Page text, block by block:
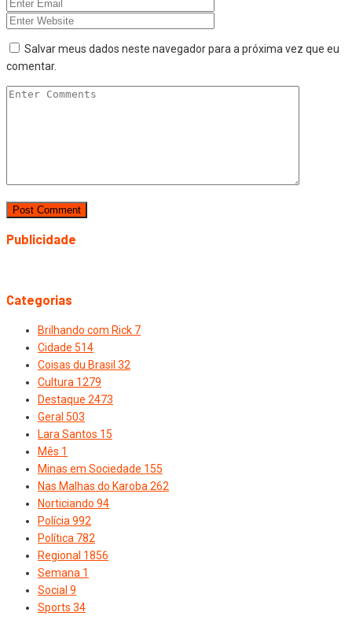
Salvar meus dados neste navegador para a próxima vez que eu
comentar.
Publicidade
Categorias
Brilhando com Rick 7
Cidade 514
Coisas du Brasil 32
Cultura 1279
Destaque 2473
Geral 503
Lara Santos 15
Mês 1
Minas em Sociedade 155
Nas Malhas do Karoba 262
Norticiando 94
Polícia 992
Política 782
Regional 1856
Semana 1
Social 9
Sports 34